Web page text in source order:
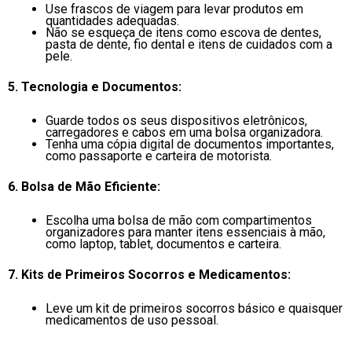
Use frascos de viagem para levar produtos em
quantidades adequadas.
Não se esqueça de itens como escova de dentes,
pasta de dente, fio dental e itens de cuidados com a
pele.
5. Tecnologia e Documentos:
Guarde todos os seus dispositivos eletrônicos,
carregadores e cabos em uma bolsa organizadora.
Tenha uma cópia digital de documentos importantes,
como passaporte e carteira de motorista.
6. Bolsa de Mão Eficiente:
Escolha uma bolsa de mão com compartimentos
organizadores para manter itens essenciais à mão,
como laptop, tablet, documentos e carteira.
7. Kits de Primeiros Socorros e Medicamentos:
Leve um kit de primeiros socorros básico e quaisquer
medicamentos de uso pessoal.